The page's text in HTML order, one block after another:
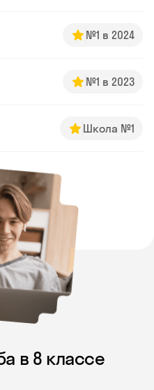
№1 в 2024
№1 в 2023
Школа №1
в 8 классе